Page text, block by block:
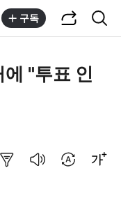
구독
"투표 인